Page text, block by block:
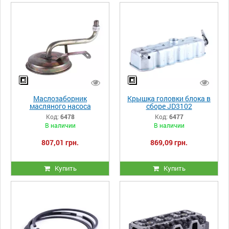
Маслозаборник
масляного насоса
двигателя JD3102
Код: 6478
В наличии
807,01 грн.
Купить
Крышка головки блока в
сборе JD3102
Код: 6477
В наличии
869,09 грн.
Купить